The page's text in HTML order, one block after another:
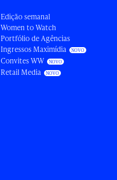
Edição semanal
Women to Watch
Portfólio de Agências
Ingressos Maximídia
Convites WW
Retail Media